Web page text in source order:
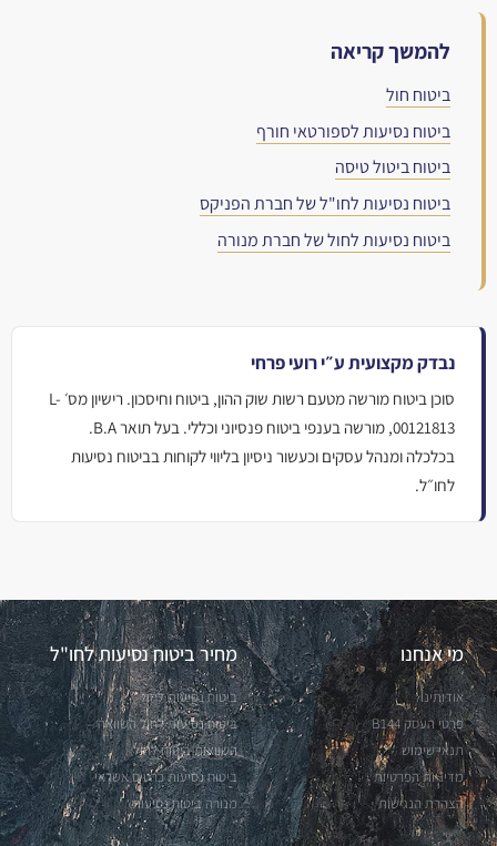
להמשך קריאה
ביטוח חול
ביטוח נסיעות לספורטאי חורף
ביטוח ביטול טיסה
ביטוח נסיעות לחו"ל של חברת הפניקס
ביטוח נסיעות לחול של חברת מנורה
נבדק מקצועית ע״י רועי פרחי
סוכן ביטוח מורשה מטעם רשות שוק ההון, ביטוח וחיסכון. רישיון מס׳ L-
00121813, מורשה בענפי ביטוח פנסיוני וכללי. בעל תואר B.A.
בכלכלה ומנהל עסקים וכעשור ניסיון בליווי לקוחות בביטוח נסיעות
לחו״ל.
מי אנחנו
אודותינו
פרטי העסק B144
תנאי שימוש
מדיניות הפרטיות
הצהרת הנגישות
מחיר ביטוח נסיעות לחו"ל
ביטוח נסיעות לחול
ביטוח נסיעות לחול השוואה
השוואות ביטוח לחול
ביטוח נסיעות כרטיס אשראי
מנורה ביטוח נסיעות